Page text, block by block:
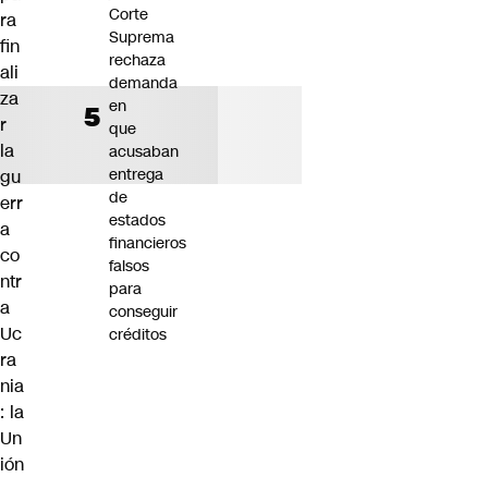
ra
fin
ali
za
r
la
gu
err
a
co
ntr
a
Uc
ra
nia
: la
Un
ión
Corte
Suprema
rechaza
demanda
en
que
acusaban
entrega
de
estados
financieros
falsos
para
conseguir
créditos